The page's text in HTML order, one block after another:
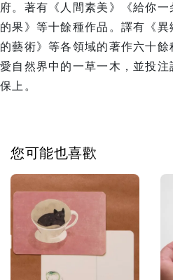
府。著有《人間素美》《給你
的果》等十餘種作品。譯有《
的藝術》等各領域的著作六十
愛自然界中的一草一木，並投
保上。
您可能也喜歡